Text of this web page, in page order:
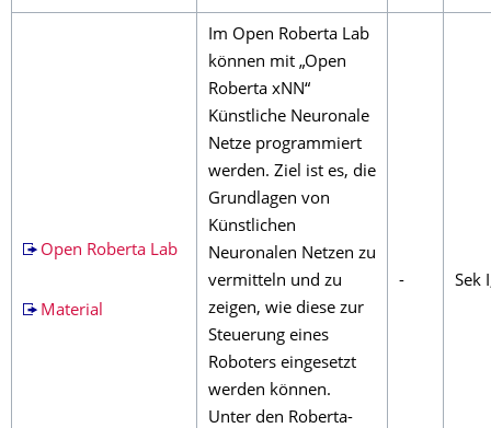
Open Roberta Lab
Material
Im Open Roberta Lab
können mit „Open
Roberta xNN“
Künstliche Neuronale
Netze programmiert
werden. Ziel ist es, die
Grundlagen von
Künstlichen
Neuronalen Netzen zu
vermitteln und zu
zeigen, wie diese zur
Steuerung eines
Roboters eingesetzt
werden können.
Unter den Roberta-
- Sek